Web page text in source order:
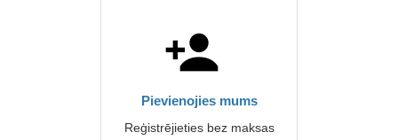
Pievienojies mums
Reģistrējieties bez maksas